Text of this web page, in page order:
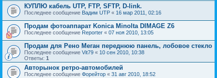
КУПЛЮ кабель UTP, FTP, SFTP, D-link.
Последнее сообщение Вадим UTP « 16 мар 2011, 02:16
Продам фотоаппарат Konica Minolta DIMAGE Z6
Последнее сообщение Reporter « 07 ноя 2010, 13:05
Продам для Рено Меган переднюю панель, лобовое стекло
Последнее сообщение Vit79 « 10 сен 2010, 10:38
Ответы: 1
Авторынок ретро-автомобилей
Последнее сообщение Форейтор « 31 авг 2010, 18:52